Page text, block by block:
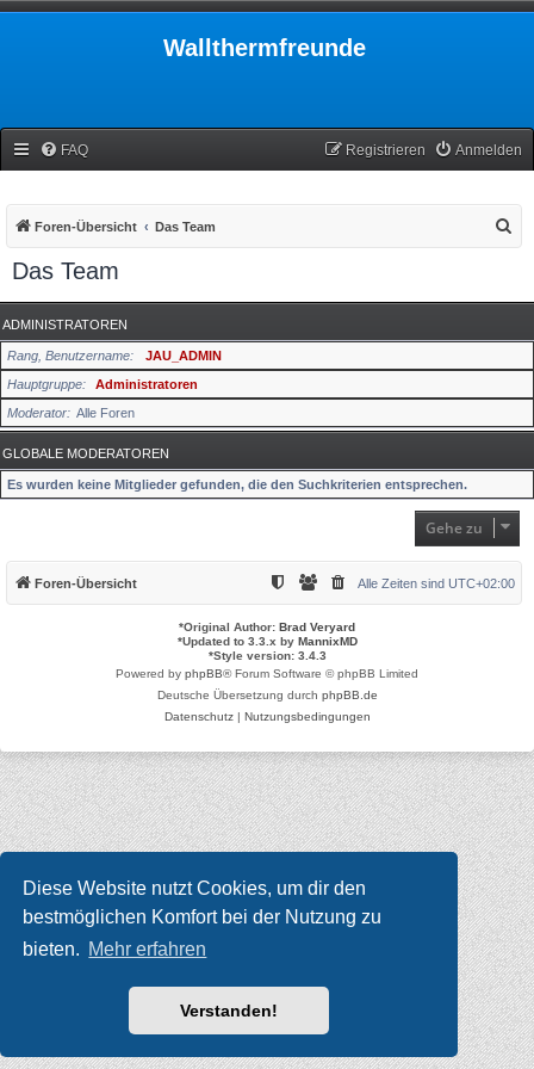
Diese Website nutzt Cookies, um dir den
bestmöglichen Komfort bei der Nutzung zu
bieten. Mehr erfahren
Verstanden!
Wallthermfreunde
FAQ Anmelden
Registrieren
Foren-Übersicht Das Team
e
Das Team
ADMINISTRATOREN
Rang, Benutzername
JAU_ADMIN
Hauptgruppe
Administratoren
Moderator
Alle Foren
GLOBALE MODERATOREN
Es wurden keine Mitglieder gefunden, die den Suchkriterien entsprechen.
Gehe zu
Foren-Übersicht Alle Zeiten sind UTC+02:00
*Original Author: Brad Veryard
*Updated to 3.3.x by MannixMD
*Style version: 3.4.3
Powered by phpBB® Forum Software © phpBB Limited
Deutsche Übersetzung durch phpBB.de
Datenschutz| Nutzungsbedingungen